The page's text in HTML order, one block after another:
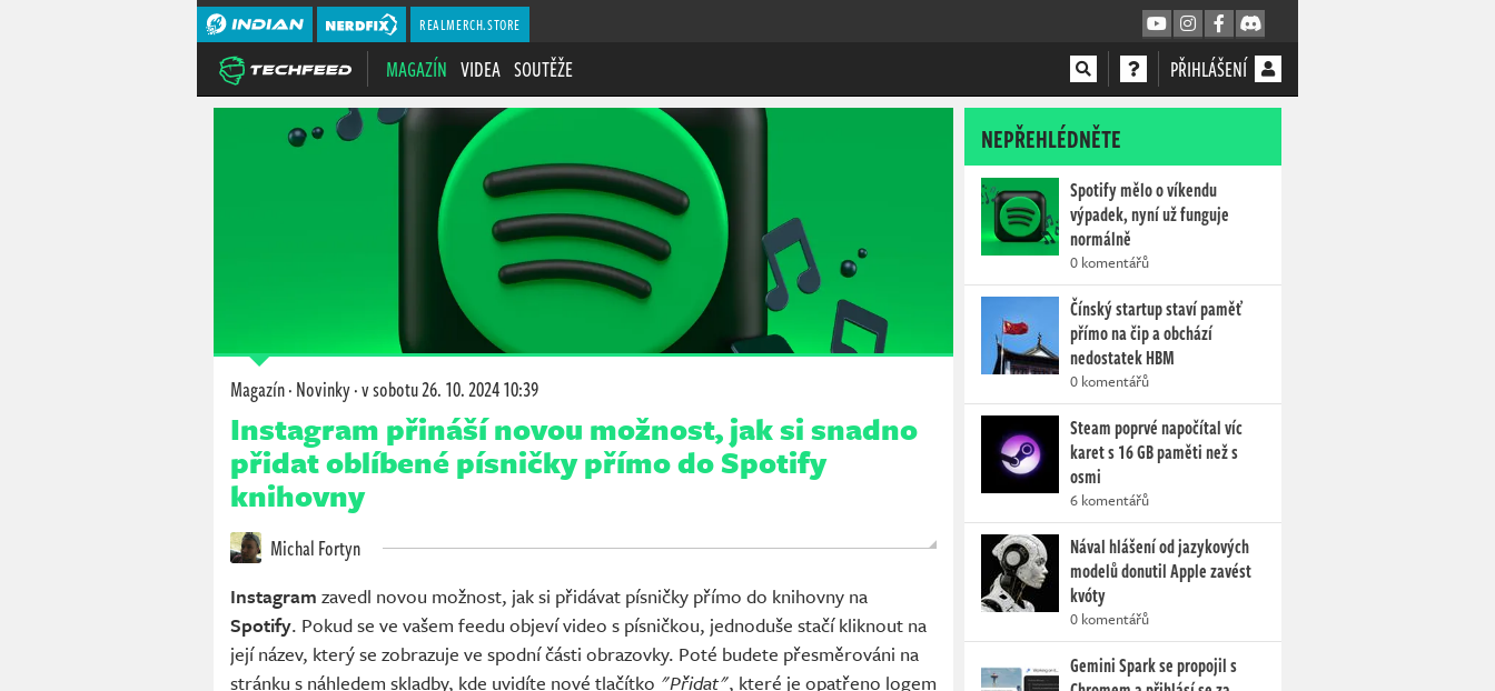
REALMERCH.STORE
MAGAZÍN VIDEA SOUTĚŽE PŘIHLÁŠENÍ
Magazín·Novinky·v sobotu26. 10. 2024 10:39
Instagram přináší novou možnost, jak si snadno
přidat oblíbené písničky přímo do Spotify
knihovny
Michal Fortyn
Instagram zavedl novou možnost, jak si přidávat písničky přímo do knihovny na
Spotify. Pokud se ve vašem feedu objeví video s písničkou, jednoduše stačí kliknout na
její název, který se zobrazuje ve spodní části obrazovky. Poté budete přesměrováni na
stránku s náhledem skladby, kde uvidíte nové tlačítko "Přidat", které je opatřeno logem
NEPŘEHLÉDNĚTE
Spotify mělo o víkendu
výpadek, nyní už funguje
normálně
0 komentářů
Čínský startup staví paměť
přímo na čip a obchází
nedostatek HBM
0 komentářů
Steam poprvé napočítal víc
karet s 16 GB paměti než s
osmi
6 komentářů
Nával hlášení od jazykových
modelů donutil Apple zavést
kvóty
0 komentářů
Gemini Spark se propojil s